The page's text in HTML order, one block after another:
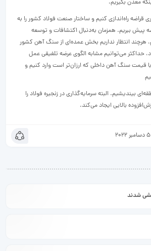
معدن بگیریم،
قراضه راه‌‌اندازی کنیم و ساختار صنعت فولاد کشور را به
پیش ببریم. همزمان به‌‌دنبال اکتشافات و توسعه
هرچند انتظار نداریم بخش عمده‌‌ای از سنگ آهن کشور
حداکثر می‌توانیم مشابه الگوی عرضه تلفیقی عمل
با قیمت سنگ آهن داخلی که ارزان‌‌تر است وارد کنیم و
بیندیشیم. البته سرمایه‌‌گذاری در زنجیره فولاد را
بالایی ایجاد می‌کند.
5 دسامبر 2022
شدند